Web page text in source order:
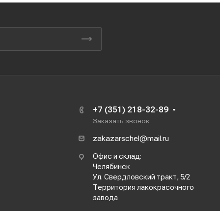
+7 (351) 218-32-89
Заказать звонок
zakazarschel@mail.ru
Офис и склад:
Челябинск
Ул. Свердловский тракт, 5/2
Территория лакокрасочного
завода